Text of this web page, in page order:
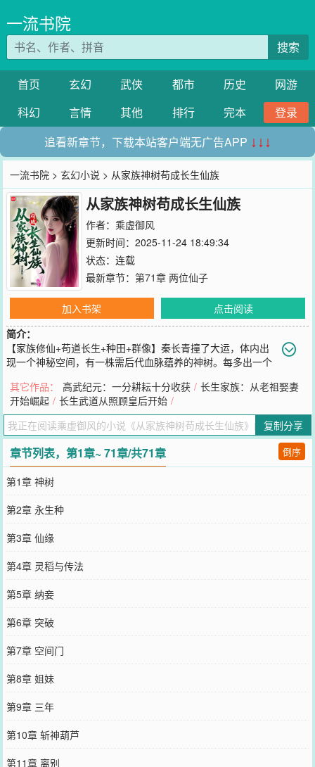
一流书院
搜索
首页 玄幻 武侠 都市 历史
网游
科幻
言情 其他 排行 完本
登录
追看新章节，下载本站客户端无广告APP ↓↓↓
一流书院 >玄幻小说 > 从家族神树苟成长生仙族
从家族神树苟成长生仙族
作者： 乘虚御风
更新时间：2025-11-24 18:49:34
状态：连载
最新章节： 第71章 两位仙子
加入书架
点击阅读
简介：
【家族修仙+苟道长生+种田+群像】秦长青撞了大运，体内出
现一个神秘空间，有一株需后代血脉蕴养的神树。每多出一个
结出‘道果’，吞下获得命格【大器晚成】。神树成长到十米，树根蕴
出‘命石’，种下逆天改命。神树成长到百米，树干孕育‘造化’，得之立
地成圣。由此，一个波澜壮阔的史诗新时代拉开大墓。无数年后，一
株通天彻地的巍峨神树冉冉升起，冠盖七界三十三天，撑起一方长生
仙族，横跨轮回量劫，照破诸天万古。那一日，古今未来修仙之人，
骇然抬头，好似一粒蜉蝣见青天。
您要是觉得《
QQ群和微博微信里的朋友推荐哦！
其它作品： 高武纪元：一分耕耘十分收获 / 长生家族：从老祖娶妻
开始崛起 / 长生武道从照顾皇后开始 /
复制分享
章节列表，第1章~ 71章/共71章 倒序
第1章 神树
第2章 永生种
第3章 仙缘
第4章 灵稻与传法
第5章 纳妾
第6章 突破
第7章 空间门
第8章 姐妹
第9章 三年
第10章 斩神葫芦
第11章 离别